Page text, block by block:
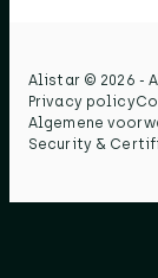
Alistar © 2026 -
Privacy policy
Algemene
Security &